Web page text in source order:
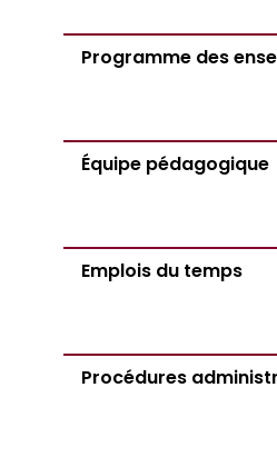
Programme des
Équipe pédagogique
Emplois du temps
Procédures